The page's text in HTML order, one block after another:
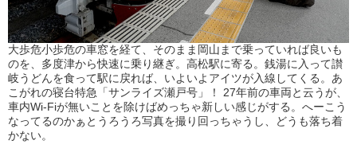
大歩危小歩危の車窓を経て、そのまま岡山まで乗っていれば良いも
のを、多度津から快速に乗り継ぎ。高松駅に寄る。銭湯に入って讃
岐うどんを食って駅に戻れば、いよいよアイツが入線してくる。あ
こがれの寝台特急「サンライズ瀬戸号」！ 27年前の車両と云うが、
車内Wi-Fiが無いことを除けばめっちゃ新しい感じがする。へーこう
なってるのかぁとうろうろ写真を撮り回っちゃうし、どうも落ち着
かない。